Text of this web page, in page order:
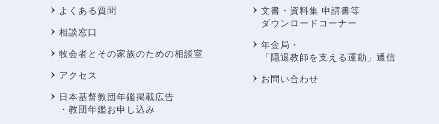
よくある質問
相談窓口
牧会者とその家族のための相談室
アクセス
日本基督教団年鑑掲載広告
・教団年鑑お申し込み
文書・資料集 申請書等
ダウンロードコーナー
年金局・
「隠退教師を支える運動」通信
お問い合わせ